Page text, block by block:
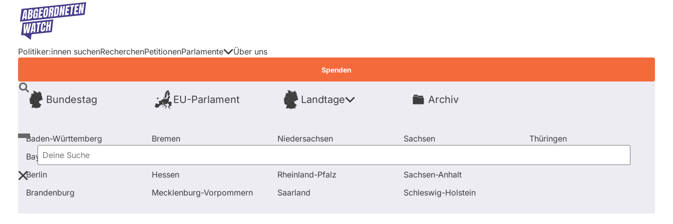
Direkt
Inhalt
Politiker:innen suchenRecherchenPetitionenParlamente
Bundestag EU-Parlament Landtage
Baden-Württemberg
Bayern
Berlin
Brandenburg
Bremen
Hessen
Mecklenburg-Vorpommern
Niedersachsen
Rheinland-Pfalz
Saarland
Sachsen
Sachsen-Anhalt
Schleswig-Holstein
Thüringen
Archiv
Über uns
Spenden
Deine
Suche
Startseite Frage stellen Benjamin Miskowitsch